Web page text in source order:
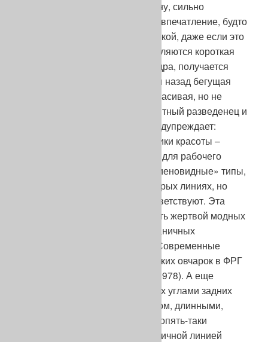
коротких задних ног имеют спину, сильно
опущенную вниз, и производят впечатление, будто
обладают высокой длинной холкой, даже если это
не так. Когда же к этому прибавляются короткая
спина и сильно склоненные бедра, получается
гиеновидная сильно скошенная назад бегущая
машина, для глаз, возможно, красивая, но не
работоспособная…» Такой опытный разведенец и
знаток экстерьера как Ханн предупреждает:
«Многие собаководцы – фанатики красоты –
перешли границы, допустимые для рабочего
телосложения. Так возникли «гиеновидные» типы,
которые наблюдаются в некоторых линиях, но
племенному стандарту не соответствуют. Эта
рабочая порода не должна пасть жертвой модных
настроений или странных заграничных
увлечений» (Юрий Унгерман «Современные
тенденции в разведении немецких овчарок в ФРГ
и ГДР», журнал «Пес», ЧССР, 1978). А еще
увлекались сильными до острых углами задних
конечностей, чепрачным окрасом, длинными,
лежащими на земле хвостами, опять-таки
чрезмерным рос-том и «гармоничной линией